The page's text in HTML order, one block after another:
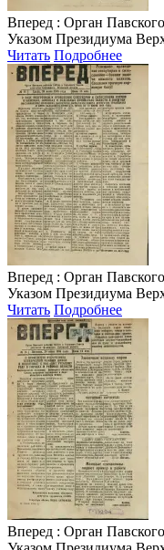
Вперед : Орган
Указом Президиума
Читать Подробнее
Вперед : Орган
Указом Президиума
Читать Подробнее
Вперед : Орган